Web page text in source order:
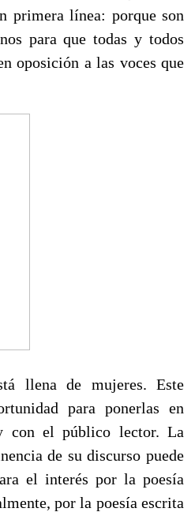
primera línea: porque son
para que todas y todos
oposición a las voces que
llena de mujeres. Este
para ponerlas en
con el público lector. La
de su discurso puede
el interés por la poesía
por la poesía escrita